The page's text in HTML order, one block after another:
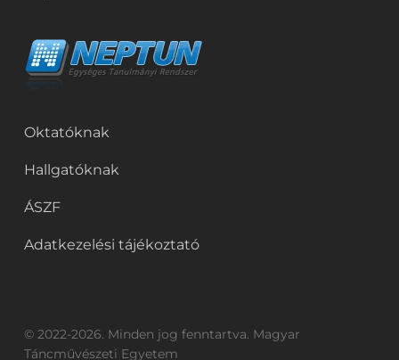
Oktatóknak
Hallgatóknak
ÁSZF
Adatkezelési tájékoztató
© 2022-2026. Minden jog fenntartva. Magyar
Táncművészeti Egyetem